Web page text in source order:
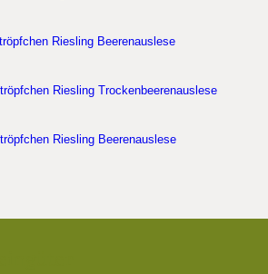
Riesling Beerenauslese
Riesling Trockenbeerenauslese
Riesling Beerenauslese